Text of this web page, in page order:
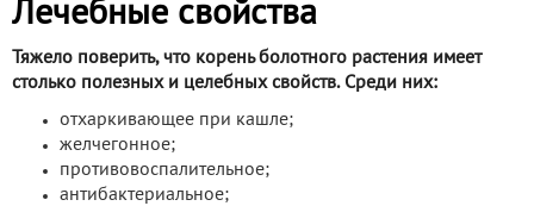
Лечебные свойства
Тяжело поверить, что корень болотного растения имеет
столько полезных и целебных свойств. Среди них:
отхаркивающее при кашле;
желчегонное;
противовоспалительное;
антибактериальное;